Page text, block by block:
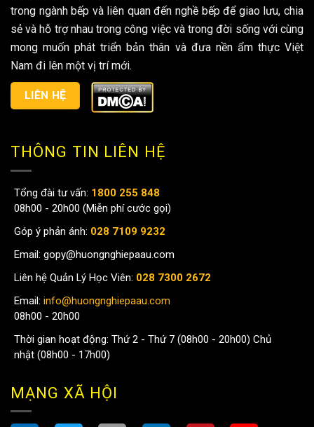
trong ngành bếp và liên quan đến nghề bếp để giao lưu, chia
sẻ và hỗ trợ nhau trong công việc và trong đời sống với cùng
mong muốn phát triển bản thân và đưa nền ẩm thực Việt
Nam đi lên một vị trí mới.
LIÊN HỆ
THÔNG TIN LIÊN HỆ
Tổng đài tư vấn: 1800 255 848
08h00 - 20h00 (Miễn phí cước gọi)
Góp ý phản ánh: 028 7109 9232
Email: gopy@huongnghiepaau.com
Liên hệ Quản Lý Học Viên: 028 7300 2672
Email: info@huongnghiepaau.com
08h00 - 20h00
Thời gian hoạt động: Thứ 2 - Thứ 7 (08h00 - 20h00) Chủ
nhật (08h00 - 17h00)
MẠNG XÃ HỘI